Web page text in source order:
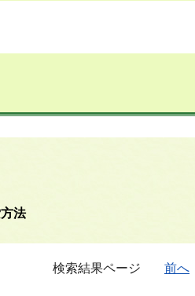
法
検索結果ページ 前へ